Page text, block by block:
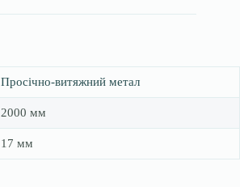
Просічно-витяжний метал
2000 мм
17 мм